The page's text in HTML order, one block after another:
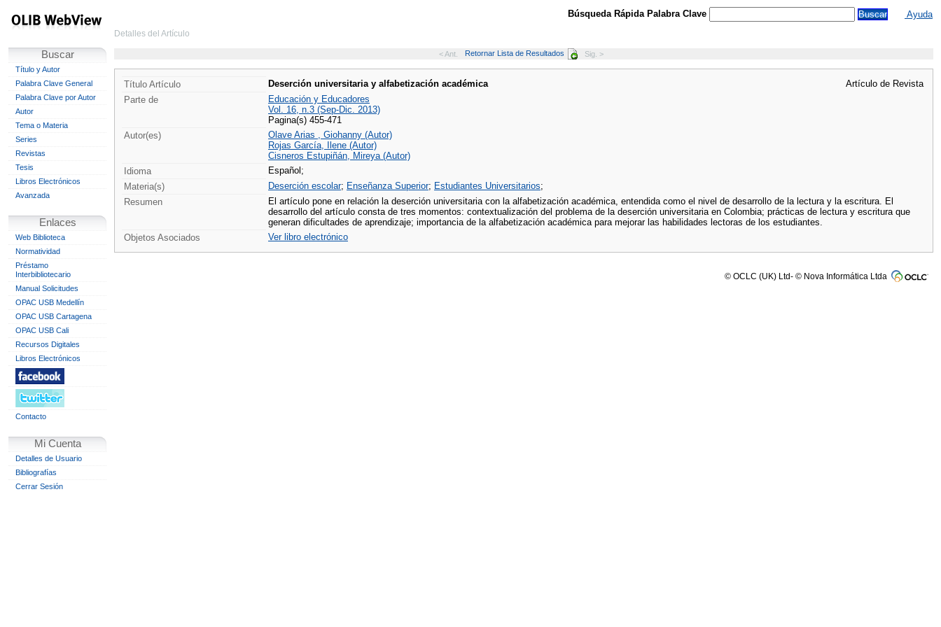
Buscar
Título y Autor
Palabra Clave General
Palabra Clave por Autor
Autor
Tema o Materia
Series
Revistas
Tesis
Libros Electrónicos
Avanzada
Enlaces
Web Biblioteca
Normatividad
Préstamo
Interbibliotecario
Manual Solicitudes
OPAC USB Medellín
OPAC USB Cartagena
OPAC USB Cali
Recursos Digitales
Libros Electrónicos
Contacto
Mi Cuenta
Detalles de Usuario
Bibliografías
Cerrar Sesión
Búsqueda Rápida Palabra Clave Ayuda
Detalles del Artículo
< Ant. Retornar Lista de Resultados Sig. >
Título Artículo Deserción universitaria y alfabetización académica
Artículo de Revista
Parte de
Educación y Educadores
Vol. 16, n.3 (Sep-Dic. 2013)
Pagina(s) 455-471
Autor(es)
Olave Arias , Giohanny (Autor)
Rojas García, Ilene (Autor)
Cisneros Estupiñán, Mireya (Autor)
Idioma
Español;
Materia(s)
Deserción escolar; Enseñanza Superior; Estudiantes Universitarios;
Resumen
El artículo pone en relación la deserción universitaria con la alfabetización académica, entendida como el nivel de desarrollo de la lectura y la escritura. El
desarrollo del artículo consta de tres momentos: contextualización del problema de la deserción universitaria en Colombia; prácticas de lectura y escritura que
generan dificultades de aprendizaje; importancia de la alfabetización académica para mejorar las habilidades lectoras de los estudiantes.
Objetos Asociados
Ver libro electrónico
© OCLC (UK) Ltd- © Nova Informática Ltda